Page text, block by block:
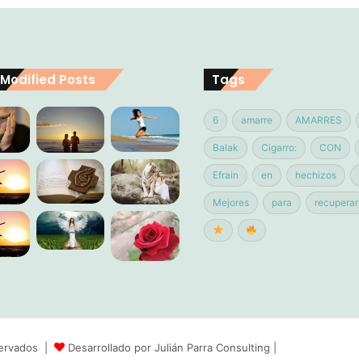
Posts Tags
6 amarre AMARRES
Balak Cigarro: CON
Efrain en hechizos
Mejores para recuperar
| Desarrollado por Julián Parra Consulting